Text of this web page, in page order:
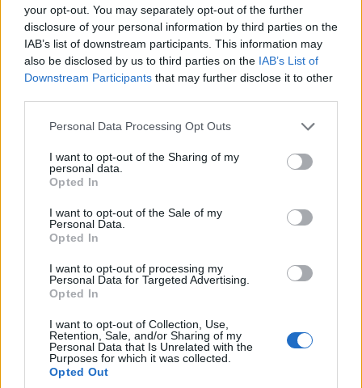
your opt-out. You may separately opt-out of the further
disclosure of your personal information by third parties on the
IAB’s list of downstream participants. This information may
also be disclosed by us to third parties on the IAB’s List of
Downstream Participants that may further disclose it to other
Please note that this website/app uses one or more Google
not limited to your visit or usage behaviour. You may click to
grant or deny consent to Google and its third-party tags to
use your data for below specified purposes in below Google
consent section.
Personal Data Processing Opt Outs
I want to opt-out of the Sharing of my
personal data.
Opted In
I want to opt-out of the Sale of my
Personal Data.
Opted In
I want to opt-out of processing my
Personal Data for Targeted Advertising.
Opted In
I want to opt-out of Collection, Use,
Retention, Sale, and/or Sharing of my
Personal Data that Is Unrelated with the
Purposes for which it was collected.
Opted Out
Viaje a Arkansas: maravillas naturales
para visitar
Todo sobre Arkansas, Misisipi: ¡descubra maravillas
Redacción Viajar365.com · 22 Feb 2025